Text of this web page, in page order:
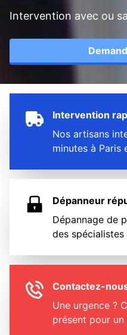
Intervention avec ou
Intervention
Nos artisans
minutes à Paris
Dépanneur
Dépannage de
des
Contactez-
Une urgence ?
présent pour